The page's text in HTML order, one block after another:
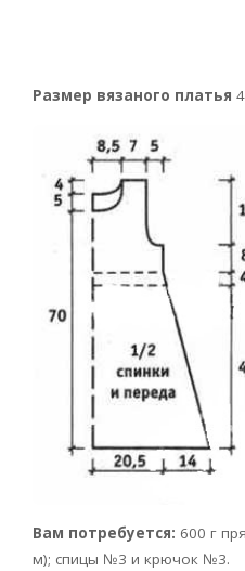
Размер вязаного платья
Вам потребуется: 600 г
м); спицы №3 и крючок №3.